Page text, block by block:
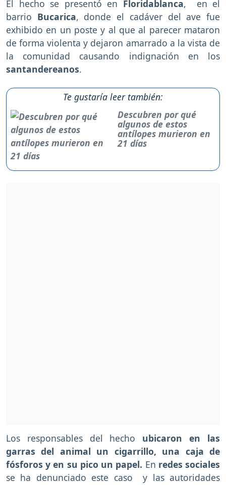
El hecho se presentó en Floridablanca, en el
barrio Bucarica, donde el cadáver del ave fue
exhibido en un poste y al que al parecer mataron
de forma violenta y dejaron amarrado a la vista de
la comunidad causando indignación en los
santandereanos.
Te gustaría leer también:
Descubren por qué
algunos de estos
antílopes murieron en
21 días
Los responsables del hecho ubicaron en las
garras del animal un cigarrillo, una caja de
fósforos y en su pico un papel. En redes sociales
se ha denunciado este caso y las autoridades